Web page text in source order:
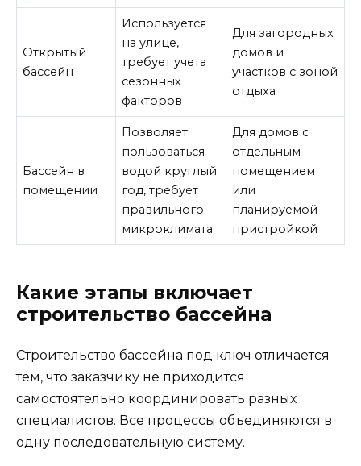
Открытый
бассейн
Используется
на улице,
требует учета
сезонных
факторов
Для загородных
домов и
участков с зоной
отдыха
Бассейн в
помещении
Позволяет
пользоваться
водой круглый
год, требует
правильного
микроклимата
Для домов с
отдельным
помещением
или
планируемой
пристройкой
Какие этапы включает
строительство бассейна
Строительство бассейна под ключ отличается
тем, что заказчику не приходится
самостоятельно координировать разных
специалистов. Все процессы объединяются в
одну последовательную систему.